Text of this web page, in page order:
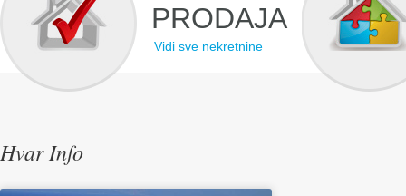
PRODAJA
Vidi sve nekretnine
Hvar Info